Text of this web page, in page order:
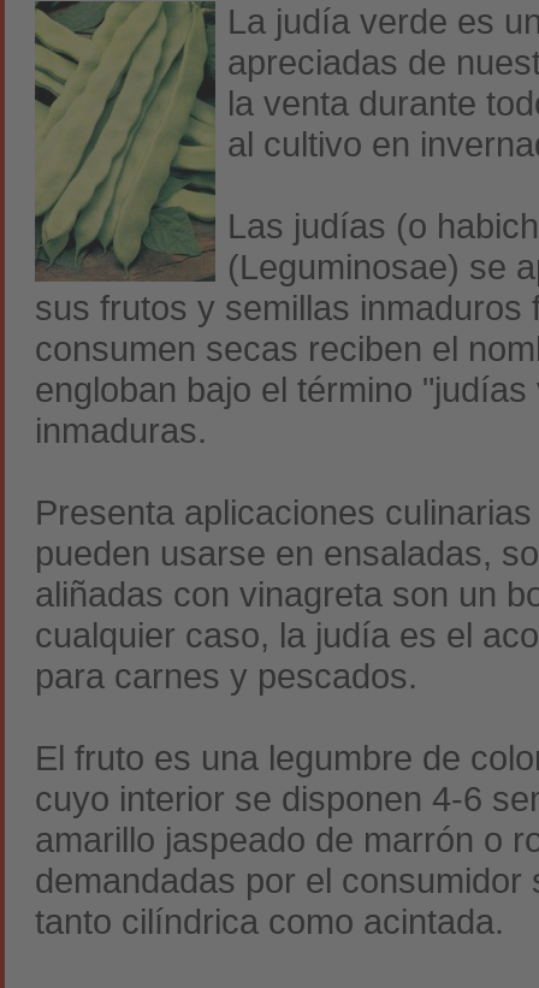
La judía verde es
apreciadas de
la venta durante
al cultivo en
Las judías (o
(Leguminosae) se
sus frutos y semillas
consumen secas reciben el
engloban bajo el término
inmaduras.
Presenta aplicaciones
pueden usarse en ensaladas,
aliñadas con vinagreta son un
cualquier caso, la judía es el
para carnes y pescados.
El fruto es una legumbre de
cuyo interior se disponen 4-6
amarillo jaspeado de marrón o
demandadas por el
tanto cilíndrica como acintada.